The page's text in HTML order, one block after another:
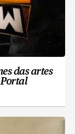
das artes